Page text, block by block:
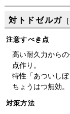
対トドゼルガ [
注意すべき点
高い耐久力から
点作り。
特性「あついし
ちょうはつ無効。
対策方法